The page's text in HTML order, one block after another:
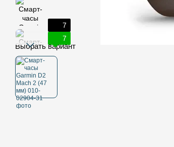
7
7
Выбрать вариант